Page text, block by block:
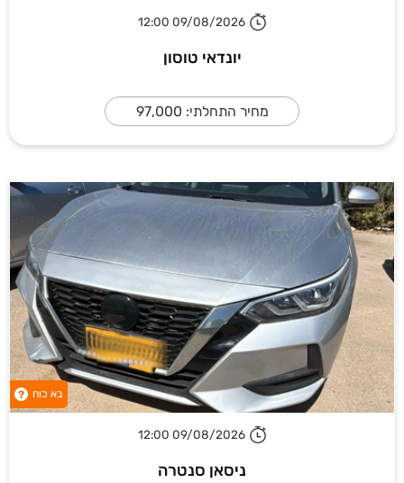
09/08/2026 12:00
יונדאי טוסון
מחיר התחלתי: 97,000
בא כוח ?
09/08/2026 12:00
ניסאן סנטרה